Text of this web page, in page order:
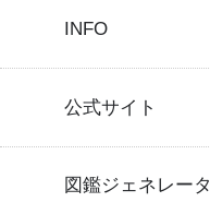
INFO
公式サイト
図鑑ジェネレータ